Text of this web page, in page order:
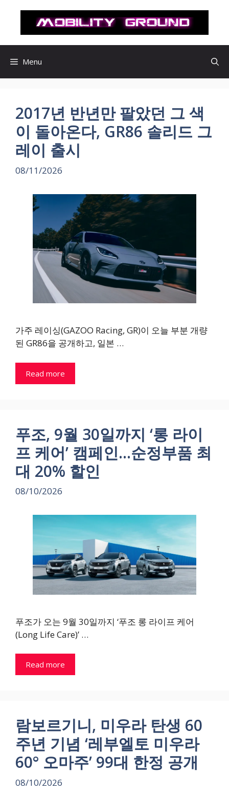
로
Menu
2017년 반년만 팔았던 그 색
이 돌아온다, GR86 솔리드 그
레이 출시
08/11/2026
가주 레이싱(GAZOO Racing, GR)이 오늘 부분 개량
된 GR86을 공개하고, 일본 …
Read more
푸조, 9월 30일까지 ‘롱 라이
프 케어’ 캠페인…순정부품 최
대 20% 할인
08/10/2026
푸조가 오는 9월 30일까지 ‘푸조 롱 라이프 케어
(Long Life Care)’ …
Read more
람보르기니, 미우라 탄생 60
주년 기념 ‘레부엘토 미우라
60° 오마주’ 99대 한정 공개
08/10/2026